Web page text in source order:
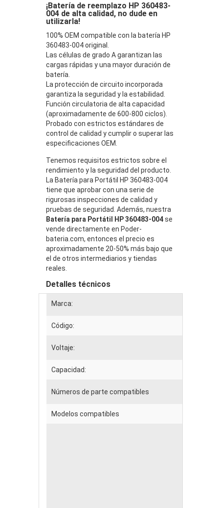
¡Batería de reemplazo HP 360483-
004 de alta calidad, no dude en
utilizarla!
100% OEM compatible con la batería HP
360483-004 original.
Las células de grado A garantizan las
cargas rápidas y una mayor duración de
batería.
La protección de circuito incorporada
garantiza la seguridad y la estabilidad.
Función circulatoria de alta capacidad
(aproximadamente de 600-800 ciclos).
Probado con estrictos estándares de
control de calidad y cumplir o superar las
especificaciones OEM.
Tenemos requisitos estrictos sobre el
rendimiento y la seguridad del producto.
La Batería para Portátil HP 360483-004
tiene que aprobar con una serie de
rigurosas inspecciones de calidad y
pruebas de seguridad. Además, nuestra
Batería para Portátil HP 360483-004se
vende directamente en Poder-
bateria.com, entonces el precio es
aproximadamente 20-50% más bajo que
el de otros intermediarios y tiendas
reales.
Detalles técnicos
Marca:
Código:
Voltaje:
Capacidad:
Números de parte compatibles
Modelos compatibles